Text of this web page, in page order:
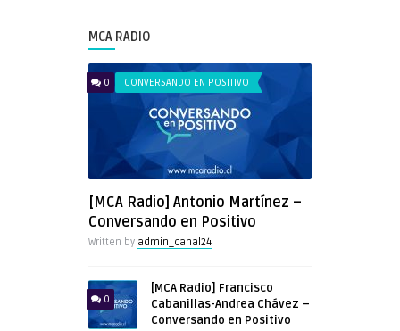
MCA RADIO
0 CONVERSANDO EN POSITIVO
[MCA Radio] Antonio Martínez –
Conversando en Positivo
Written by admin_canal24
0
[MCA Radio] Francisco
Cabanillas-Andrea Chávez –
Conversando en Positivo